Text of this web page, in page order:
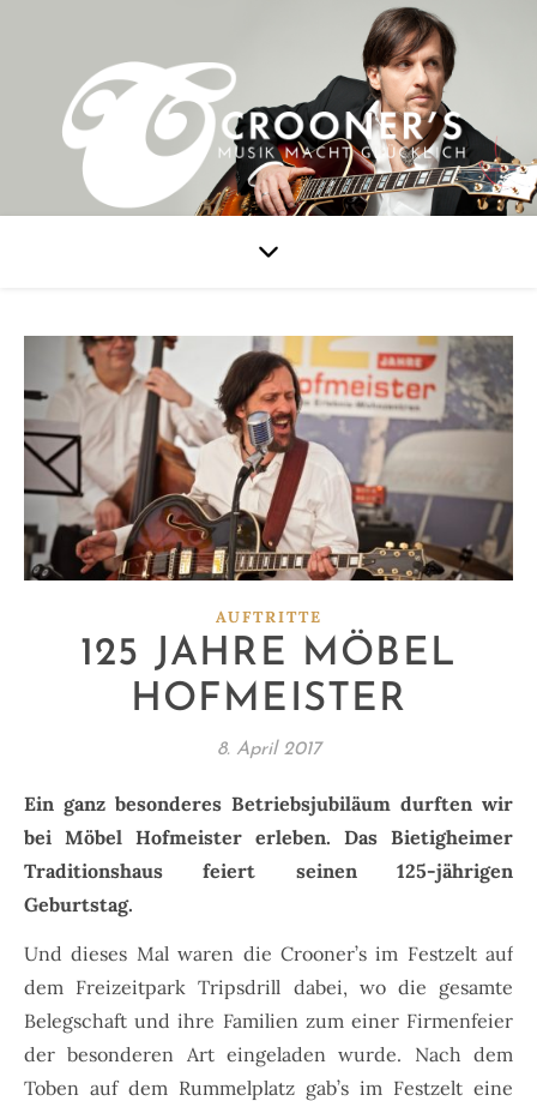
AUFTRITTE
125 JAHRE MÖBEL
HOFMEISTER
8. April 2017
Ein ganz besonderes Betriebsjubiläum durften wir
bei Möbel Hofmeister erleben. Das Bietigheimer
Traditionshaus feiert seinen 125-jährigen
Geburtstag.
Und dieses Mal waren die Crooner’s im Festzelt auf
dem Freizeitpark Tripsdrill dabei, wo die gesamte
Belegschaft und ihre Familien zum einer Firmenfeier
der besonderen Art eingeladen wurde. Nach dem
Toben auf dem Rummelplatz gab’s im Festzelt eine